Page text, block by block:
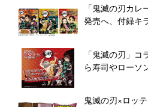
「鬼滅の刃カレ
発売へ、付録キ
「鬼滅の刃」コ
ら寿司やローソ
鬼滅の刃×ロッ